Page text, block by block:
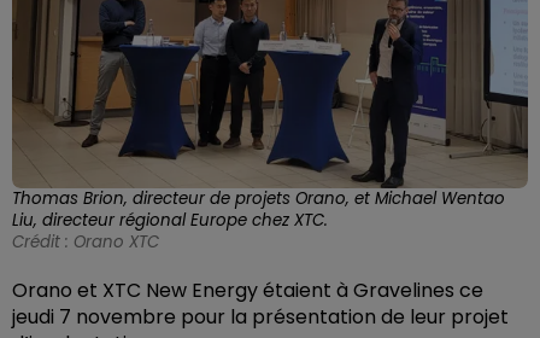
Thomas Brion, directeur de projets Orano, et Michael Wentao
Liu, directeur régional Europe chez XTC.
Crédit : Orano XTC
Orano et XTC New Energy étaient à Gravelines ce
jeudi 7 novembre pour la présentation de leur projet